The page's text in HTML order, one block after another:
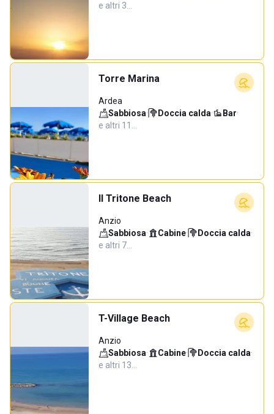
e altri 3…
Torre Marina
Ardea
Sabbiosa· Doccia calda· Bar·
e altri 11…
Il Tritone Beach
Anzio
Sabbiosa· Cabine· Doccia calda·
e altri 7…
T-Village Beach
Anzio
Sabbiosa· Cabine· Doccia calda·
e altri 13…